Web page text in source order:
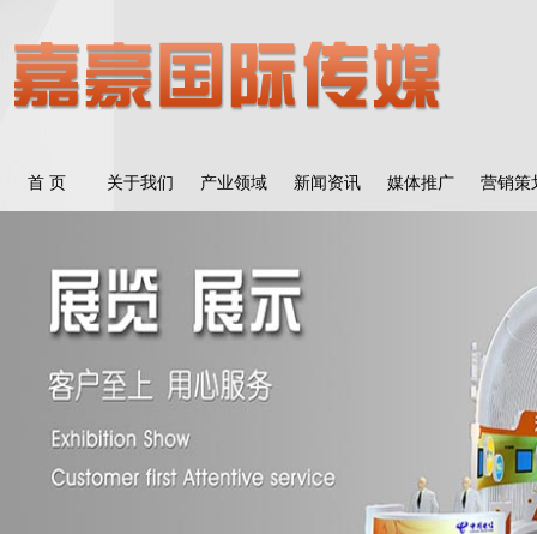
首 页 关于我们 产业领域 新闻资讯 媒体推广 营销策